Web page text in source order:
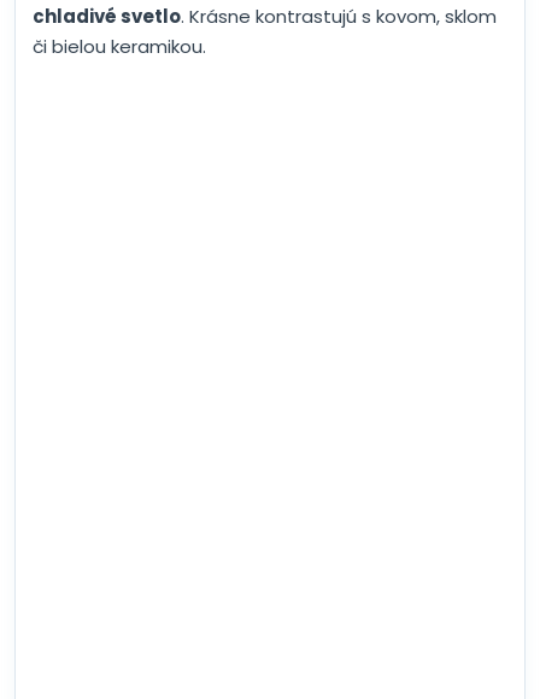
chladivé svetlo. Krásne kontrastujú s kovom, sklom
či bielou keramikou.